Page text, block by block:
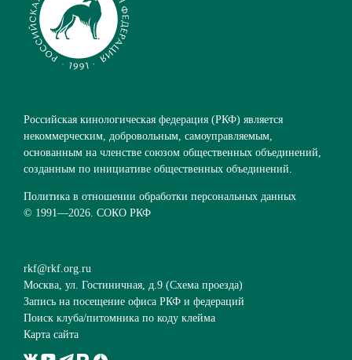
Российская кинологическая федерация (РКФ) является
некоммерческим, добровольным, самоуправляемым,
основанным на членстве союзом общественных объединений,
созданным по инициативе общественных объединений.
Политика в отношении обработки персональных данных
© 1991—2026. СОКО РКФ
rkf@rkf.org.ru
Москва, ул. Гостиничная, д.9 (Схема проезда)
Запись на посещение офиса РКФ и федераций
Поиск клуба/питомника по коду клейма
Карта сайта